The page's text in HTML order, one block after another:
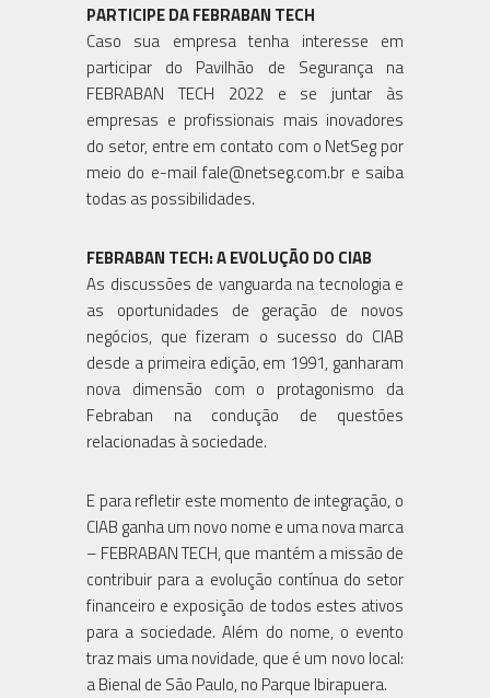
PARTICIPE DA FEBRABAN TECH
Caso sua empresa tenha interesse em
participar do Pavilhão de Segurança na
FEBRABAN TECH 2022 e se juntar às
empresas e profissionais mais inovadores
do setor, entre em contato com o NetSeg por
meio do e-mail fale@netseg.com.br e saiba
todas as possibilidades.
FEBRABAN TECH: A EVOLUÇÃO DO CIAB
As discussões de vanguarda na tecnologia e
as oportunidades de geração de novos
negócios, que fizeram o sucesso do CIAB
desde a primeira edição, em 1991, ganharam
nova dimensão com o protagonismo da
Febraban na condução de questões
relacionadas à sociedade.
E para refletir este momento de integração, o
CIAB ganha um novo nome e uma nova marca
– FEBRABAN TECH, que mantém a missão de
contribuir para a evolução contínua do setor
financeiro e exposição de todos estes ativos
para a sociedade. Além do nome, o evento
traz mais uma novidade, que é um novo local:
a Bienal de São Paulo, no Parque Ibirapuera.